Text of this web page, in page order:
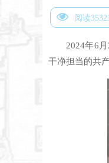
阅读
2024年6
干净担当的共